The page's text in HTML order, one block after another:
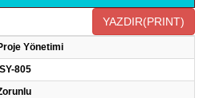
Yönetimi
ISY-805